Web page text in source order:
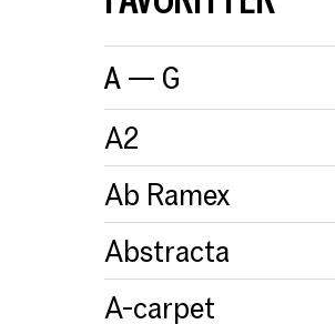
A — G
A2
Ab Ramex
Abstracta
A-carpet